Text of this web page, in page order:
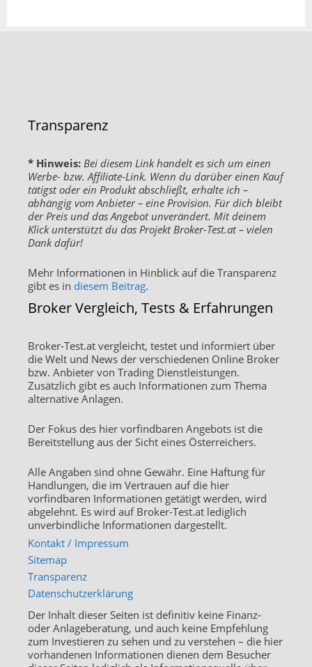
Transparenz
* Hinweis: Bei diesem Link handelt es sich um einen
Werbe- bzw. Affiliate-Link. Wenn du darüber einen Kauf
tätigst oder ein Produkt abschließt, erhalte ich –
abhängig vom Anbieter – eine Provision. Für dich bleibt
der Preis und das Angebot unverändert. Mit deinem
Klick unterstützt du das Projekt Broker-Test.at – vielen
Dank dafür!
Mehr Informationen in Hinblick auf die Transparenz
gibt es in diesem Beitrag.
Broker Vergleich, Tests & Erfahrungen
Broker-Test.at vergleicht, testet und informiert über
die Welt und News der verschiedenen Online Broker
bzw. Anbieter von Trading Dienstleistungen.
Zusätzlich gibt es auch Informationen zum Thema
alternative Anlagen.
Der Fokus des hier vorfindbaren Angebots ist die
Bereitstellung aus der Sicht eines Österreichers.
Alle Angaben sind ohne Gewähr. Eine Haftung für
Handlungen, die im Vertrauen auf die hier
vorfindbaren Informationen getätigt werden, wird
abgelehnt. Es wird auf Broker-Test.at lediglich
unverbindliche Informationen dargestellt.
Kontakt / Impressum
Sitemap
Transparenz
Datenschutzerklärung
Der Inhalt dieser Seiten ist definitiv keine Finanz-
oder Anlageberatung, und auch keine Empfehlung
zum Investieren zu sehen und zu verstehen – die hier
vorhandenen Informationen dienen dem Besucher